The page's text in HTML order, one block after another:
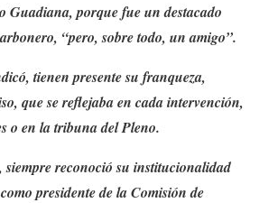
Guadiana, porque fue un destacado
“pero, sobre todo, un amigo”.
tienen presente su franqueza,
que se reflejaba en cada intervención,
o en la tribuna del Pleno.
siempre reconoció su institucionalidad
presidente de la Comisión de